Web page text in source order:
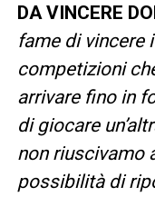
DA VINCERE
fame di vincere
competizioni
arrivare fino in
di giocare
non riuscivamo
possibilità di